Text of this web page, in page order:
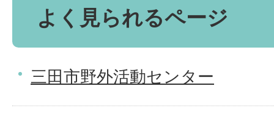
よく見られるページ
三田市野外活動センター